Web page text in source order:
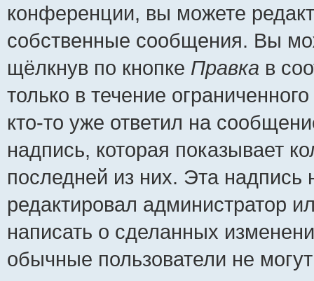
конференции, вы можете
собственные сообщения. Вы
щёлкнув по кнопке Правка в
только в течение
кто-то уже ответил на
надпись, которая показывает
последней из них. Эта
редактировал администратор
написать о сделанных
обычные пользователи не